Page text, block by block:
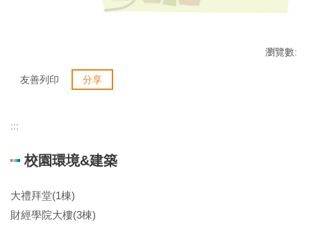
瀏覽數:
友善列印 分享
:::
校園環境&建築
大禮拜堂(1棟)
財經學院大樓(3棟)